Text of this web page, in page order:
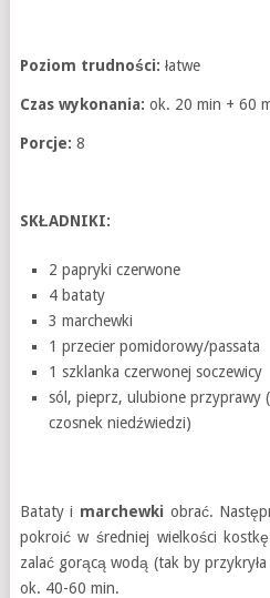
Poziom trudności: łatwe
Czas wykonania: ok. 20 min + 60
Porcje: 8
SKŁADNIKI:
2 papryki czerwone
4 bataty
3 marchewki
1 przecier pomidorowy/passata
1 szklanka czerwonej soczewicy
sól, pieprz, ulubione przyprawy
czosnek niedźwiedzi)
Bataty i marchewki obrać.
pokroić w średniej wielkości
zalać gorącą wodą (tak by
ok. 40-60 min.